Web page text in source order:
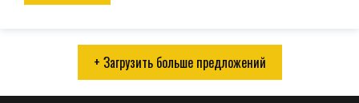
+ Загрузить больше предложений